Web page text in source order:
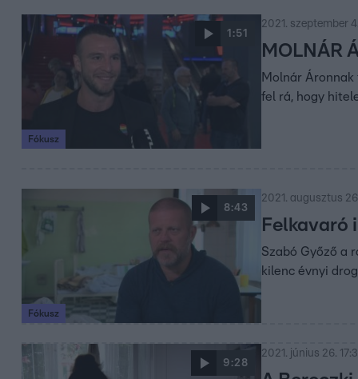
1:51
Fókusz
2021. szeptember
MOLNÁR
Molnár
fel rá, hogy
8:43
Fókusz
2021. augusztus
Felkavaró
Szabó Győző a
kilenc évnyi
9:28
2021. június 26.